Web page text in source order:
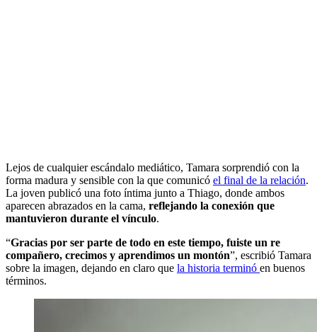
Lejos de cualquier escándalo mediático, Tamara sorprendió con la
forma madura y sensible con la que comunicó el final de la relación.
La joven publicó una foto íntima junto a Thiago, donde ambos
aparecen abrazados en la cama, reflejando la conexión que
mantuvieron durante el vínculo.
“Gracias por ser parte de todo en este tiempo, fuiste un re
compañero, crecimos y aprendimos un montón”, escribió Tamara
sobre la imagen, dejando en claro que la historia terminó en buenos
términos.